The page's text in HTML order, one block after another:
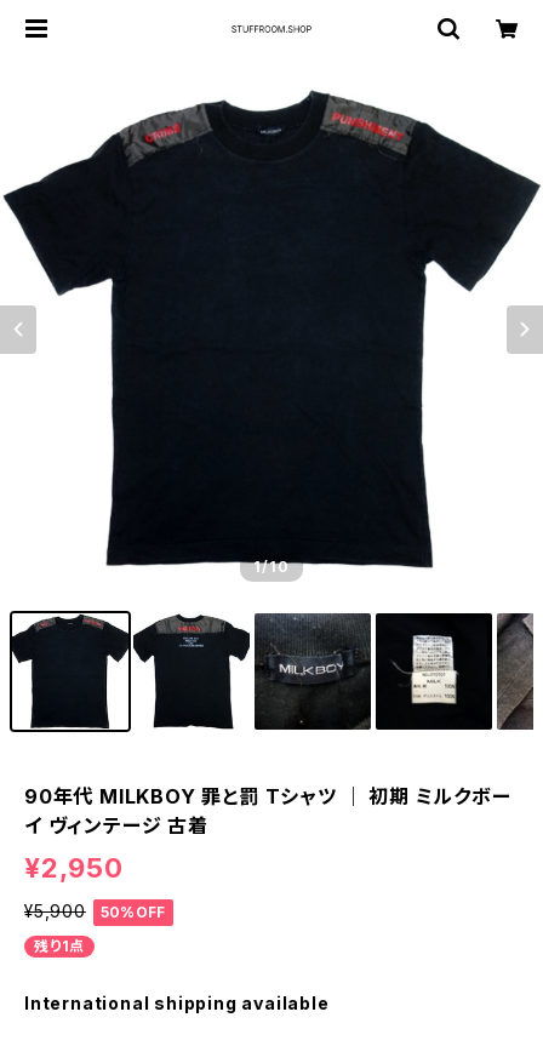
1/10
90年代 MILKBOY 罪と罰 Tシャツ ｜ 初期 ミルクボー
イ ヴィンテージ 古着
¥2,950
¥5,900
50%OFF
残り1点
International shipping available